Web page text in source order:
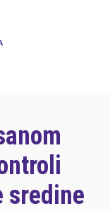
sredine